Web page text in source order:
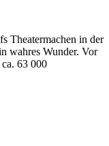
Theatermachen in der
wahres Wunder. Vor
63 000